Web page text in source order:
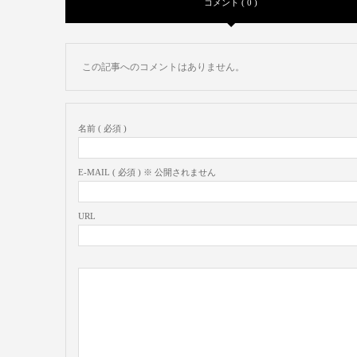
コメント ( 0 )
この記事へのコメントはありません。
名前 ( 必須 )
E-MAIL ( 必須 ) ※ 公開されません
URL